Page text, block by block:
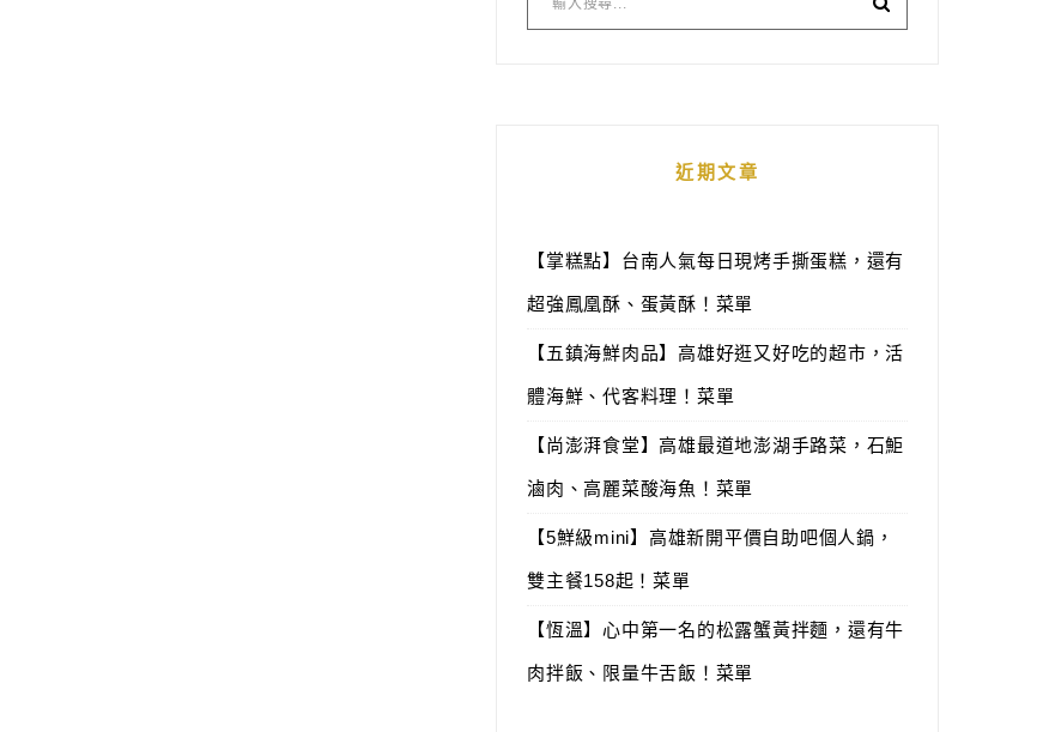
近期文章
【掌糕點】台南人氣每日現烤手撕蛋糕，還有
超強鳳凰酥、蛋黃酥！菜單
【五鎮海鮮肉品】高雄好逛又好吃的超市，活
體海鮮、代客料理！菜單
【尚澎湃食堂】高雄最道地澎湖手路菜，石鮔
滷肉、高麗菜酸海魚！菜單
【5鮮級mini】高雄新開平價自助吧個人鍋，
雙主餐158起！菜單
【恆溫】心中第一名的松露蟹黃拌麵，還有牛
肉拌飯、限量牛舌飯！菜單